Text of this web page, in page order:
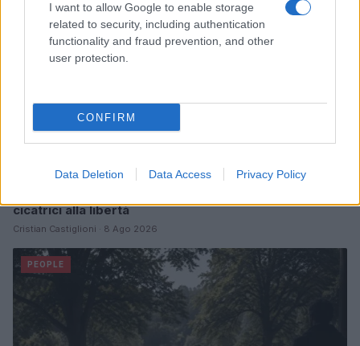
I want to allow Google to enable storage
related to security, including authentication
functionality and fraud prevention, and other
user protection.
CONFIRM
Data Deletion Data Access Privacy Policy
cicatrici alla libertà
Cristian Castiglioni · 8 Ago 2026
PEOPLE